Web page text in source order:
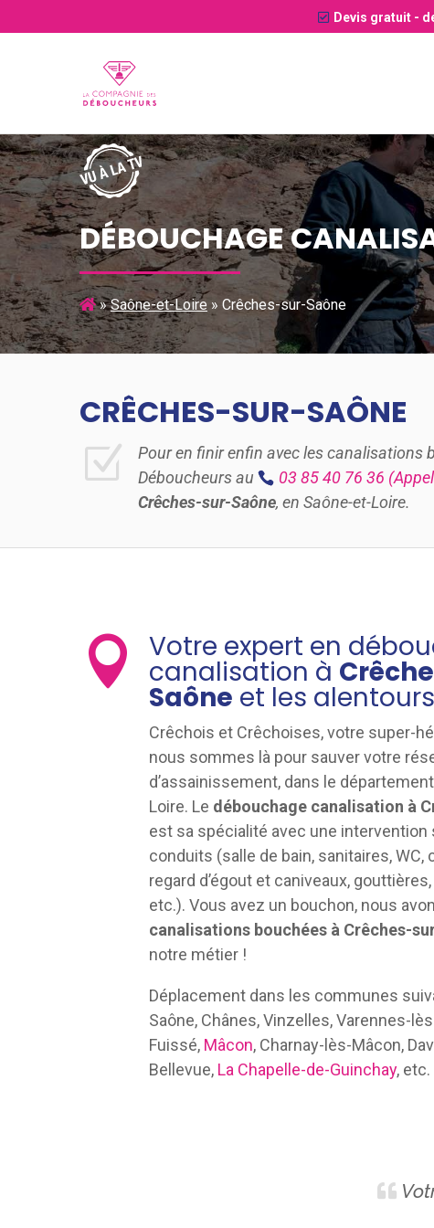
Devis gratuit -
DÉBOUCHAGE
»Saône-et-Loire » Crêches-sur-Saône
CRÊCHES-SUR-SAÔNE
Z
Pour en finir enfin avec les canalisations
Déboucheurs au
03 85 40 76 36
Crêches-sur-Saône, en Saône-et-Loire.
 Votre expert en
canalisation à
Saône et les alentours
Crêchois et Crêchoises, votre super-
nous sommes là pour sauver votre
d’assainissement, dans le
Loire. Le débouchage canalisation à
est sa spécialité avec une intervention
conduits (salle de bain, sanitaires, WC,
regard d’égout et caniveaux,
etc.). Vous avez un bouchon, nous
canalisations bouchées à Crêches-
notre métier !
Déplacement dans les communes
Saône, Chânes, Vinzelles, Varennes-
Fuissé, Mâcon, Charnay-lès-Mâcon,
Bellevue, La Chapelle-de-Guinchay, etc.